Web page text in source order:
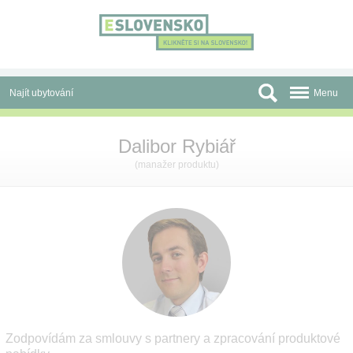
Najít ubytování Menu
Dalibor Rybiář
(manažer produktu)
Zodpovídám za smlouvy s partnery a zpracování produktové